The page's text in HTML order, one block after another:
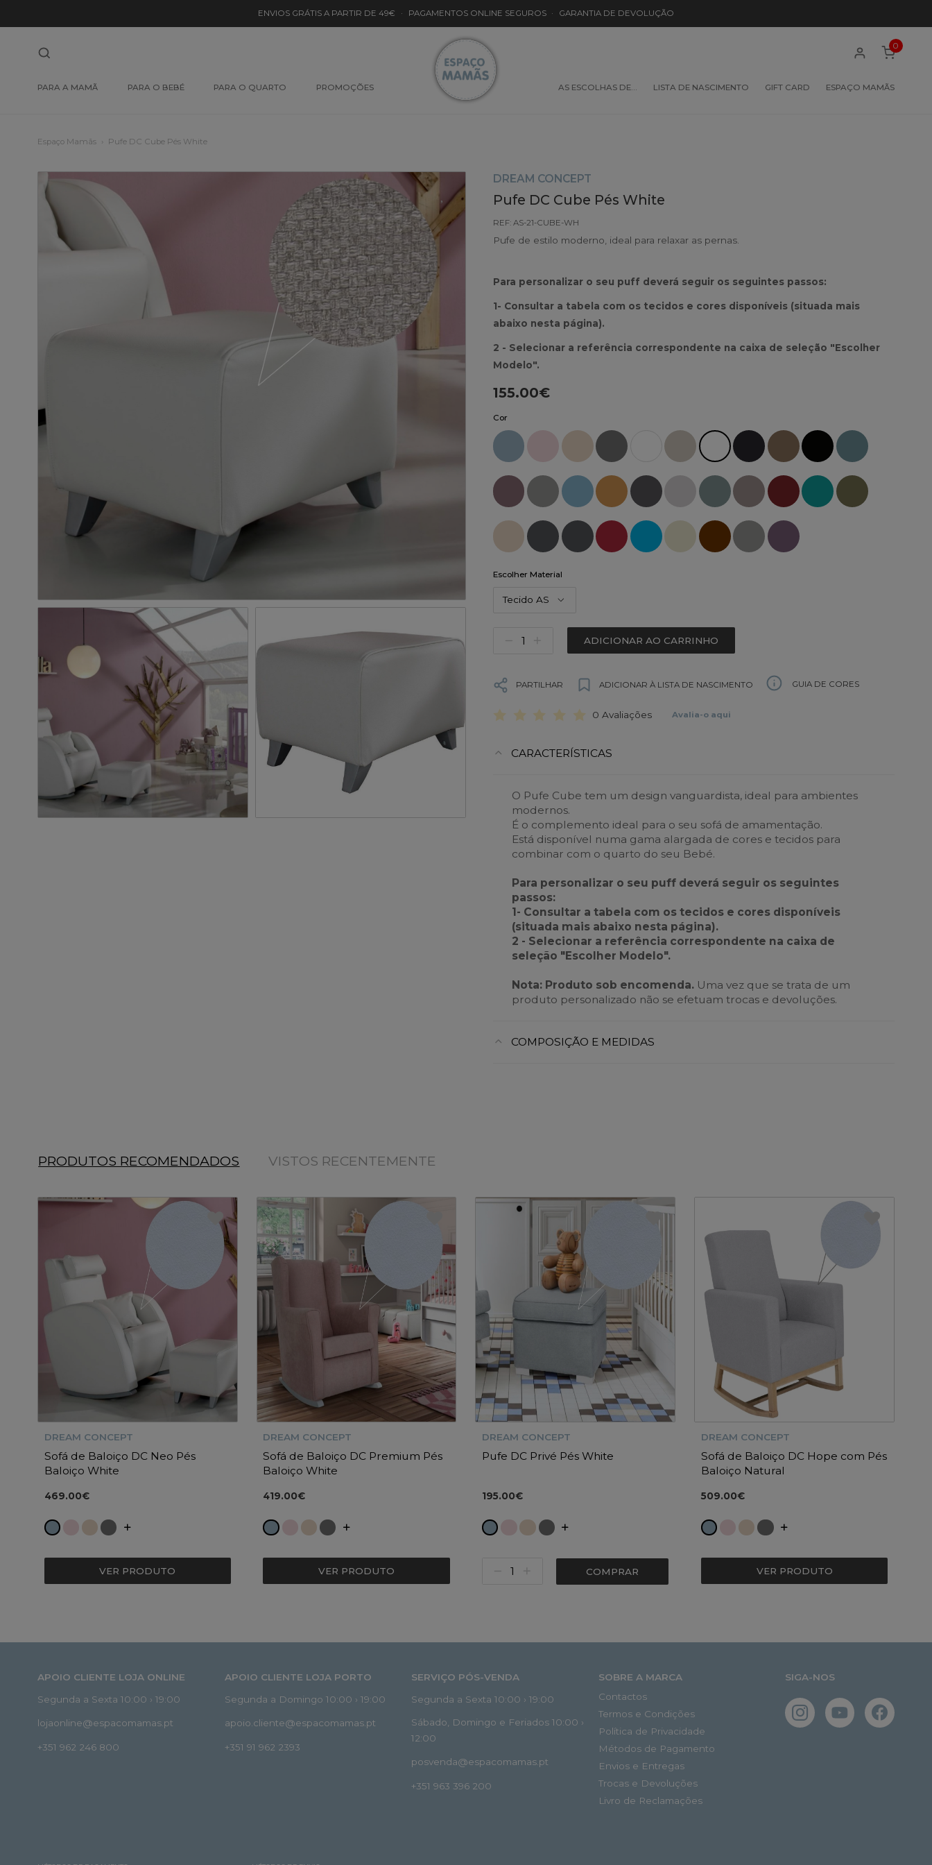
ENVIOS GRÁTIS A PARTIR DE 49€ · PAGAMENTOS ONLINE SEGUROS · GARANTIA DE DEVOLUÇÃO
PARA A MAMÃ PARA O BEBÉ PARA O QUARTO PROMOÇÕES AS ESCOLHAS DE… LISTA DE NASCIMENTO GIFT CARD ESPAÇO MAMÃS
0
Espaço Mamãs Pufe DC Cube Pés White
DREAM CONCEPT
Pufe DC Cube Pés White
REF: AS-21-CUBE-WH
Pufe de estilo moderno, ideal para relaxar as pernas.
Para personalizar o seu puff deverá seguir os seguintes passos:
1- Consultar a tabela com os tecidos e cores disponíveis (situada mais
abaixo nesta página).
2 - Selecionar a referência correspondente na caixa de seleção "Escolher
Modelo".
155.00€
Cor
Escolher Material
Tecido AS
ADICIONAR AO CARRINHO
PARTILHAR ADICIONAR À LISTA DE NASCIMENTO GUIA DE CORES
0 Avaliações Avalia-o aqui
CARACTERÍSTICAS
O Pufe Cube tem um design vanguardista, ideal para ambientes
modernos.
É o complemento ideal para o seu sofá de amamentação.
Está disponível numa gama alargada de cores e tecidos para
combinar com o quarto do seu Bebé.
Para personalizar o seu puff deverá seguir os seguintes
passos:
1- Consultar a tabela com os tecidos e cores disponíveis
(situada mais abaixo nesta página).
2 - Selecionar a referência correspondente na caixa de
seleção "Escolher Modelo".
Nota: Produto sob encomenda. Uma vez que se trata de um
produto personalizado não se efetuam trocas e devoluções.
COMPOSIÇÃO E MEDIDAS
PRODUTOS RECOMENDADOS VISTOS RECENTEMENTE
DREAM CONCEPT
Sofá de Baloiço DC Neo Pés
Baloiço White
469.00€
VER PRODUTO
DREAM CONCEPT
Sofá de Baloiço DC Premium Pés
Baloiço White
419.00€
VER PRODUTO
DREAM CONCEPT
Pufe DC Privé Pés White
195.00€
COMPRAR
DREAM CONCEPT
Sofá de Baloiço DC Hope com Pés
Baloiço Natural
509.00€
VER PRODUTO
APOIO CLIENTE LOJA ONLINE
Segunda a Sexta 10:00 › 19:00
lojaonline@espacomamas.pt
+351 962 246 800
APOIO CLIENTE LOJA PORTO
Segunda a Domingo 10:00 › 19:00
apoio.cliente@espacomamas.pt
+351 91 962 2393
SERVIÇO PÓS-VENDA
Segunda a Sexta 10:00 › 19:00
Sábado, Domingo e Feriados 10:00 ›
12:00
posvenda@espacomamas.pt
+351 963 396 200
SOBRE A MARCA
Contactos
Termos e Condições
Política de Privacidade
Métodos de Pagamento
Envios e Entregas
Trocas e Devoluções
Livro de Reclamações
SIGA-NOS